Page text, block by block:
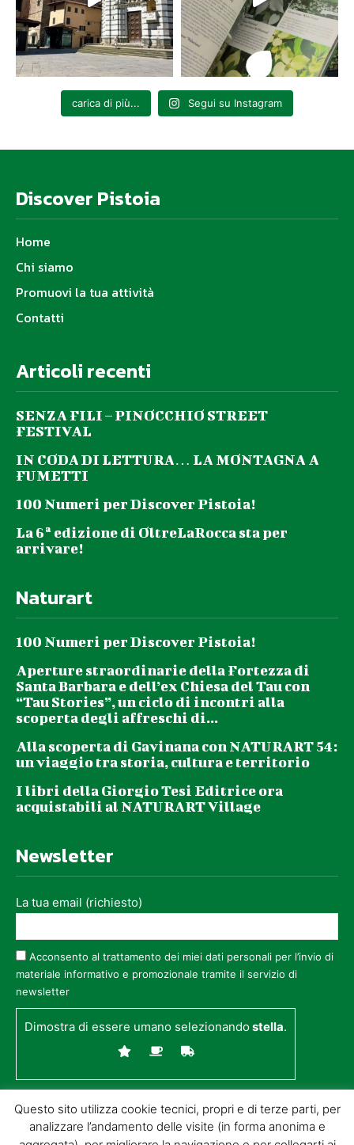
carica di più... Segui su Instagram
Discover Pistoia
Home
Chi siamo
Promuovi la tua attività
Contatti
Articoli recenti
SENZA FILI – PINOCCHIO STREET
FESTIVAL
IN CODA DI LETTURA… LA MONTAGNA A
FUMETTI
100 Numeri per Discover Pistoia!
La 6ª edizione di OltreLaRocca sta per
arrivare!
Naturart
100 Numeri per Discover Pistoia!
Aperture straordinarie della Fortezza di
Santa Barbara e dell’ex Chiesa del Tau con
“Tau Stories”, un ciclo di incontri alla
scoperta degli affreschi di...
Alla scoperta di Gavinana con NATURART 54:
un viaggio tra storia, cultura e territorio
I libri della Giorgio Tesi Editrice ora
acquistabili al NATURART Village
Newsletter
La tua email (richiesto)
Acconsento al trattamento dei miei dati personali per l’invio di
materiale informativo e promozionale tramite il servizio di
newsletter
Dimostra di essere umano selezionandostella.
Questo sito utilizza cookie tecnici, propri e di terze parti, per
analizzare l’andamento delle visite (in forma anonima e